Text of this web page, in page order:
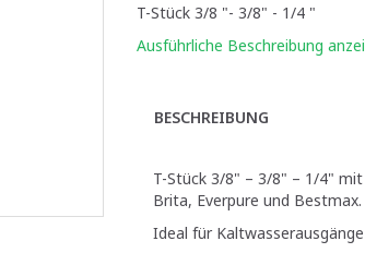
T-Stück 3/8 "- 3/8" - 1/4 "
Ausführliche Beschreibung
BESCHREIBUNG
T-Stück 3/8" – 3/8" – 1/4"
Brita, Everpure und Bestmax.
Ideal für